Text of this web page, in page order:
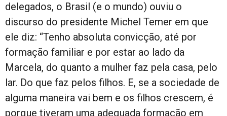
delegados, o Brasil (e o mundo) ouviu o
discurso do presidente Michel Temer em que
ele diz: “Tenho absoluta convicção, até por
formação familiar e por estar ao lado da
Marcela, do quanto a mulher faz pela casa, pelo
lar. Do que faz pelos filhos. E, se a sociedade de
alguma maneira vai bem e os filhos crescem, é
porque tiveram uma adequada formação em